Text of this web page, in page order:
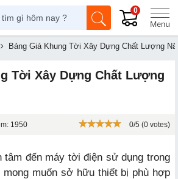
0
Bảng Giá Khung Tời Xây Dựng Chất Lượng
Tời Xây Dựng Chất Lượng
1950 0/5 (0 votes)
tâm đến máy tời điện sử dụng trong
muốn sở hữu thiết bị phù hợp